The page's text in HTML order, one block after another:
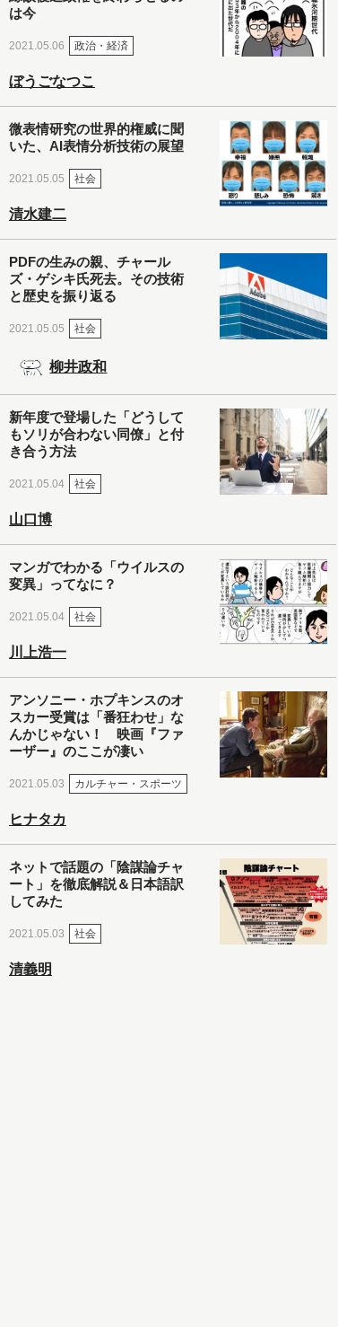
は今
2021.05.06 政治・経済
ぼうごなつこ
微表情研究の世界的権威に聞
いた、AI表情分析技術の展望
2021.05.05 社会
清水建二
PDFの生みの親、チャール
ズ・ゲシキ氏死去。その技術
と歴史を振り返る
2021.05.05 社会
柳井政和
新年度で登場した「どうして
もソリが合わない同僚」と付
き合う方法
2021.05.04 社会
山口博
マンガでわかる「ウイルスの
変異」ってなに？
2021.05.04 社会
川上浩一
アンソニー・ホプキンスのオ
スカー受賞は「番狂わせ」な
んかじゃない！ 映画『ファ
ーザー』のここが凄い
2021.05.03 カルチャー・スポーツ
ヒナタカ
ネットで話題の「陰謀論チャ
ート」を徹底解説＆日本語訳
してみた
2021.05.03 社会
清義明